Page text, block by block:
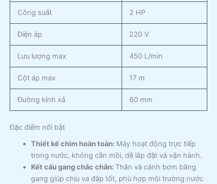
Công suất 2 HP
Điện áp 220 V
Lưu lượng max 450 L/min
Cột áp max 17 m
Đường kính xả 60 mm
Đặc điểm nổi bật
Thiết kế chìm hoàn toàn: Máy hoạt động trực tiếp
trong nước, không cần mồi, dễ lắp đặt và vận hành.
Kết cấu gang chắc chắn: Thân và cánh bơm bằng
gang giúp chịu va đập tốt, phù hợp môi trường nước